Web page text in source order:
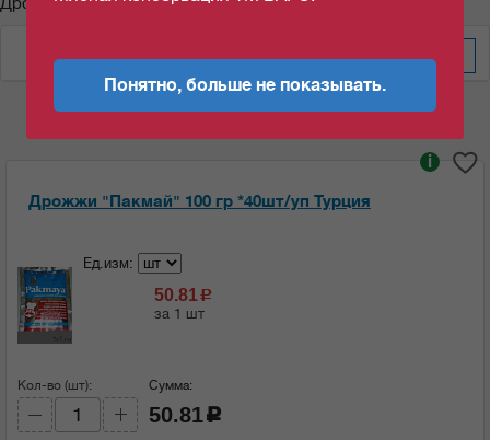
Дрожжи "Пакмай" 100 гр *40шт/уп Турция
i
Ед.изм:
50.81c
за 1 шт
Кол-во (шт): Сумма:
50.81 c
Понятно, больше не показывать.